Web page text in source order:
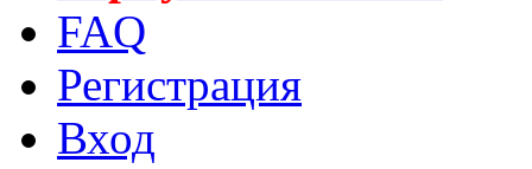
FAQ
Регистрация
Вход